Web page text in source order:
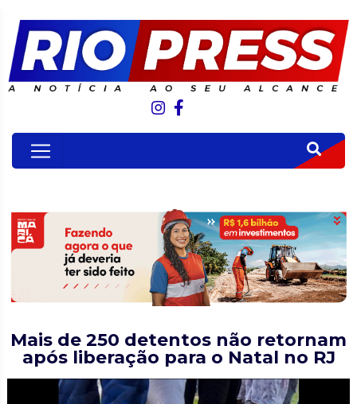
Mais de 250 detentos não retornam
após liberação para o Natal no RJ